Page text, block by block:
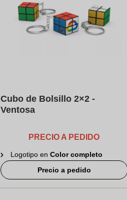
Cubo de Bolsillo 2×2 -
Ventosa
PRECIO A PEDIDO
Logotipo en Color completo
Precio a pedido